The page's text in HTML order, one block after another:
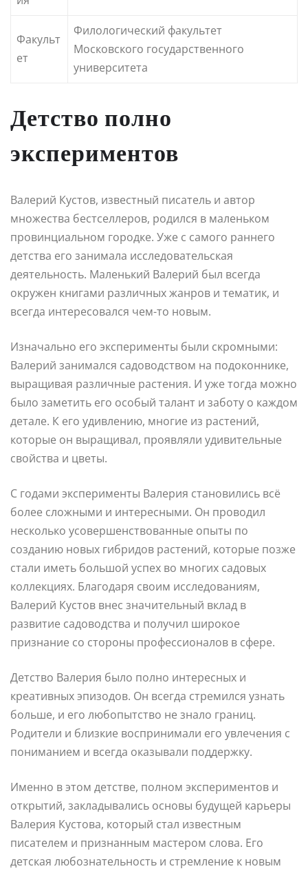
Факульт
ет
Филологический факультет
Московского государственного
университета
Детство полно
экспериментов
Валерий Кустов, известный писатель и автор
множества бестселлеров, родился в маленьком
провинциальном городке. Уже с самого раннего
детства его занимала исследовательская
деятельность. Маленький Валерий был всегда
окружен книгами различных жанров и тематик, и
всегда интересовался чем-то новым.
Изначально его эксперименты были скромными:
Валерий занимался садоводством на подоконнике,
выращивая различные растения. И уже тогда можно
было заметить его особый талант и заботу о каждом
детале. К его удивлению, многие из растений,
которые он выращивал, проявляли удивительные
свойства и цветы.
С годами эксперименты Валерия становились всё
более сложными и интересными. Он проводил
несколько усовершенствованные опыты по
созданию новых гибридов растений, которые позже
стали иметь большой успех во многих садовых
коллекциях. Благодаря своим исследованиям,
Валерий Кустов внес значительный вклад в
развитие садоводства и получил широкое
признание со стороны профессионалов в сфере.
Детство Валерия было полно интересных и
креативных эпизодов. Он всегда стремился узнать
больше, и его любопытство не знало границ.
Родители и близкие воспринимали его увлечения с
пониманием и всегда оказывали поддержку.
Именно в этом детстве, полном экспериментов и
открытий, закладывались основы будущей карьеры
Валерия Кустова, который стал известным
писателем и признанным мастером слова. Его
детская любознательность и стремление к новым